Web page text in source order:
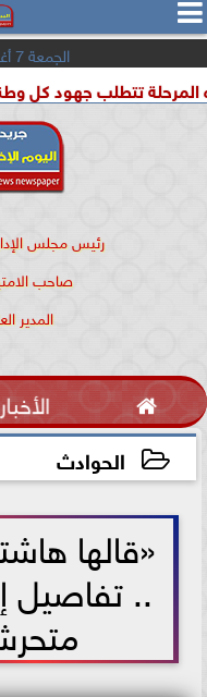

الجمعة 7 أغسطس 2026
جهود كل وطنى
رئيس مجلس
صاحب
المدير
 الأخبار
الحوادث
«قالها
.. تفاصيل